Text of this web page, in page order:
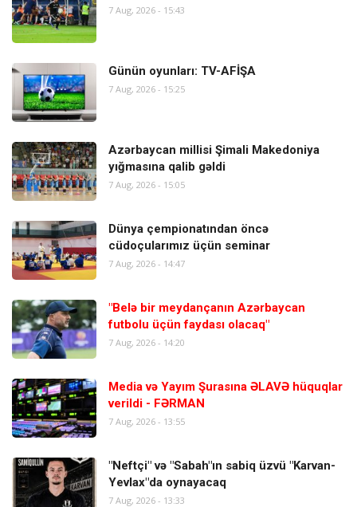
7 Aug, 2026 - 15:43
Günün oyunları: TV-AFİŞA
7 Aug, 2026 - 15:25
Azərbaycan millisi Şimali Makedoniya
yığmasına qalib gəldi
7 Aug, 2026 - 15:05
Dünya çempionatından öncə
cüdoçularımız üçün seminar
7 Aug, 2026 - 14:47
"Belə bir meydançanın Azərbaycan
futbolu üçün faydası olacaq"
7 Aug, 2026 - 14:20
Media və Yayım Şurasına ƏLAVƏ hüquqlar
verildi - FƏRMAN
7 Aug, 2026 - 13:55
"Neftçi" və "Sabah"ın sabiq üzvü "Karvan-
Yevlax"da oynayacaq
7 Aug, 2026 - 13:33